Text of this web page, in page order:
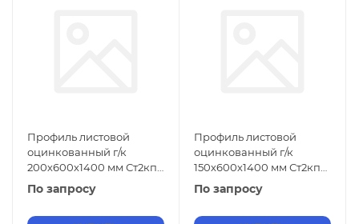
Профиль листовой
оцинкованный г/к
200х600х1400 мм Ст2кп
ГОСТ 9234-74
По запросу
Профиль листовой
оцинкованный г/к
150х600х1400 мм Ст2кп
ГОСТ 9234-74
По запросу